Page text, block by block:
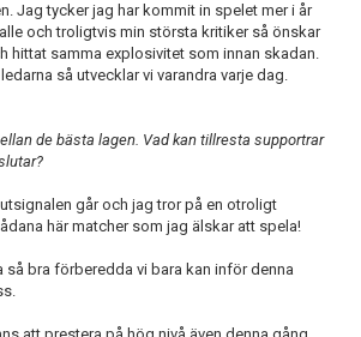
Jag tycker jag har kommit in spelet mer i år
och troligtvis min största kritiker så önskar
hittat samma explosivitet som innan skadan.
så utvecklar vi varandra varje dag.
de bästa lagen. Vad kan tillresta supportrar
går och jag tror på en otroligt
här matcher som jag älskar att spela!
bra förberedda vi bara kan inför denna